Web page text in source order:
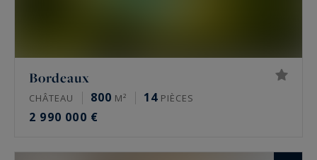
Bordeaux
CHÂTEAU 800 M² 14 PIÈCES
2 990 000 €